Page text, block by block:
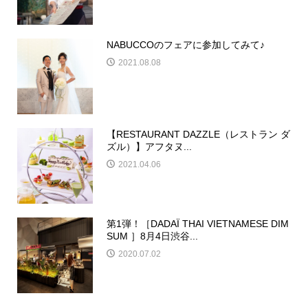
NABUCCOのフェアに参加してみて♪
2021.08.08
【RESTAURANT DAZZLE（レストラン ダ
ズル）】アフタヌ...
2021.04.06
第1弾！［DADAÏ THAI VIETNAMESE DIM
SUM ］8月4日渋谷...
2020.07.02